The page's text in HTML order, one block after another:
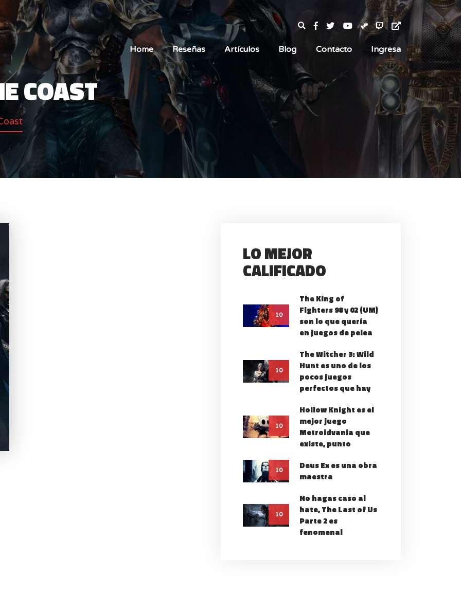
Home Reseñas Artículos Blog Contacto Ingresa
COAST
LO MEJOR
CALIFICADO
10
The King of
Fighters 98 y 02 (UM)
son lo que quería
en juegos de pelea
10
The Witcher 3: Wild
Hunt es uno de los
pocos juegos
perfectos que hay
10
Hollow Knight es el
mejor juego
Metroidvania que
existe, punto
10
Deus Ex es una obra
maestra
10
No hagas caso al
hate, The Last of Us
Parte 2 es
fenomenal